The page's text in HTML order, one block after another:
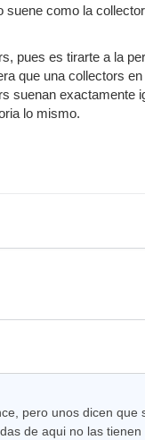
como la
pues es tirarte a la
que una collectors
suenan exactamente
lo mismo.
pero unos dicen
de aqui no las